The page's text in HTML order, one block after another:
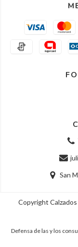
San
Copyright
Defensa de las y los